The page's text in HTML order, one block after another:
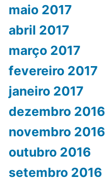
maio 2017
abril 2017
março 2017
fevereiro 2017
janeiro 2017
dezembro 2016
novembro 2016
outubro 2016
setembro 2016